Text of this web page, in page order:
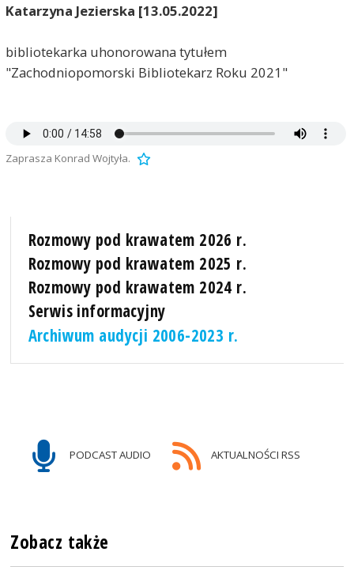
Katarzyna Jezierska [13.05.2022]
bibliotekarka uhonorowana tytułem
"Zachodniopomorski Bibliotekarz Roku 2021"
Zaprasza Konrad Wojtyła.
Rozmowy pod krawatem 2026 r.
Rozmowy pod krawatem 2025 r.
Rozmowy pod krawatem 2024 r.
Serwis informacyjny
Archiwum audycji 2006-2023 r.
PODCAST AUDIO AKTUALNOŚCI RSS
Zobacz także